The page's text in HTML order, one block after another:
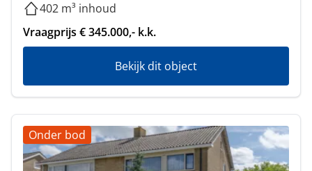
402 m³ inhoud
Vraagprijs € 345.000,- k.k.
Bekijk dit object
Onder bod